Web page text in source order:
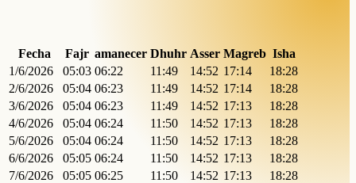
Fecha Fajr amanecer Dhuhr Asser Magreb Isha
1/6/2026
05:03 06:22 11:49 14:52 17:14
18:28
2/6/2026
05:04 06:23 11:49 14:52 17:14
18:28
3/6/2026
05:04 06:23 11:49 14:52 17:13
18:28
4/6/2026
05:04 06:24 11:50 14:52 17:13
18:28
5/6/2026
05:04 06:24 11:50 14:52 17:13
18:28
6/6/2026
05:05 06:24 11:50 14:52 17:13
18:28
7/6/2026
05:05 06:25 11:50 14:52 17:13
18:28